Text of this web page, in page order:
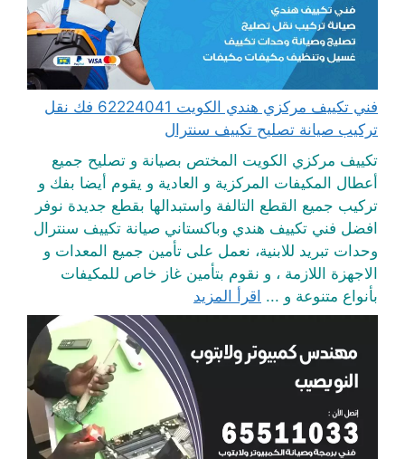
فني تكييف مركزي هندي الكويت 62224041 فك نقل
تركيب صيانة تصليح تكييف سنترال
تكييف مركزي الكويت المختص بصيانة و تصليح جميع
أعطال المكيفات المركزية و العادية و يقوم أيضا بفك و
تركيب جميع القطع التالفة واستبدالها بقطع جديدة نوفر
افضل فني تكييف هندي وباكستاني صيانة تكييف سنترال
وحدات تبريد للابنية، نعمل على تأمين جميع المعدات و
الاجهزة اللازمة ، و نقوم بتأمين غاز خاص للمكيفات
بأنواع متنوعة و ... اقرأ المزيد